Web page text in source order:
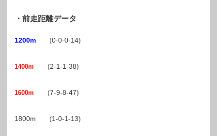
・前走距離データ
1200m (0-0-0-14)
1400m (2-1-1-38)
1600m (7-9-8-47)
1800m (1-0-1-13)